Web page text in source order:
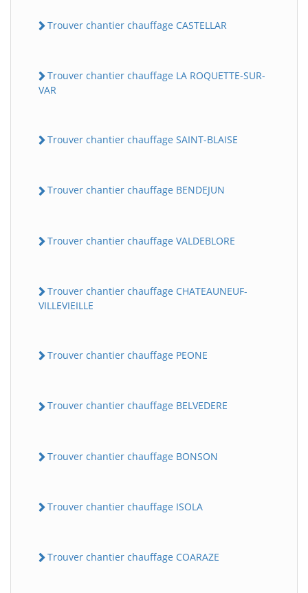
Trouver chantier chauffage CASTELLAR
Trouver chantier chauffage LA ROQUETTE-SUR-
VAR
Trouver chantier chauffage SAINT-BLAISE
Trouver chantier chauffage BENDEJUN
Trouver chantier chauffage VALDEBLORE
Trouver chantier chauffage CHATEAUNEUF-
VILLEVIEILLE
Trouver chantier chauffage PEONE
Trouver chantier chauffage BELVEDERE
Trouver chantier chauffage BONSON
Trouver chantier chauffage ISOLA
Trouver chantier chauffage COARAZE